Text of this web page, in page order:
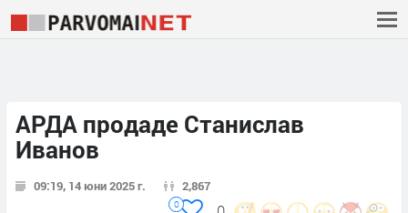
АРДА продаде Станислав
Иванов
09:19, 14 юни 2025 г. 2,867
0